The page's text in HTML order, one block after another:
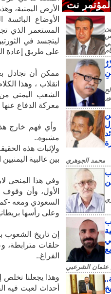
نت
محمد الجوهري
عثمان الشرعبي
الأرض اليمنية،
الأوضاع
على طريق إعادة
ممكن أن نجادل
انقلاب ، وهذا
الشعب اليمني
معركة الدفاع
‬مشبوه‮..‬‬‬‬‬‬‬‬‬‬‬‬‬‬‬‬‬‬‬‬‬‬‬‬‬‬‬‬‬‬‬‬‬
‬بين‮ ‬غالبية‮ ‬اليمنيين‮ ‬الذين‮ ‬يعتبرونها‮ ‬الحدث‮ ‬التاريخي‮ ‬الأكبر‮ ‬في‮ ‬تاريخهم‮ ‬المعاصر‮..‬‬‬‬‬‬‬‬‬‬‬‬‬‬‬‬‬‬‬‬‬‬‬‬‬‬‬‬‬‬‬‬‬‬‬‬‬‬‬‬‬‬‬‬‬‬
وفي هذا المنحى
الأول، وأن وقوف
السعودي ومعه -
وعلى رأسها
‬الفراغ‮..‬‬‬‬‬‬‬‬‬‬‬‬‬‬‬‬‬‬‬‬‬‬‬‬‬‬‬‬‬‬‬‬‬‬‬‬‬‬‬‬‬‬‬‬‬‬‬‬‬‬‬‬‬‬‬‬‬‬
وهذا يجعلنا
أحداث لعبت فيه